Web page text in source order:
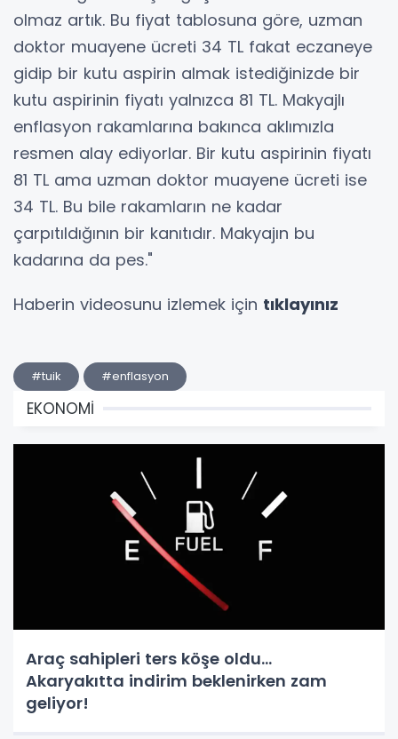
olmaz artık. Bu fiyat tablosuna göre, uzman
doktor muayene ücreti 34 TL fakat eczaneye
gidip bir kutu aspirin almak istediğinizde bir
kutu aspirinin fiyatı yalnızca 81 TL. Makyajlı
enflasyon rakamlarına bakınca aklımızla
resmen alay ediyorlar. Bir kutu aspirinin fiyatı
81 TL ama uzman doktor muayene ücreti ise
34 TL. Bu bile rakamların ne kadar
çarpıtıldığının bir kanıtıdır. Makyajın bu
kadarına da pes."
Haberin videosunu izlemek için tıklayınız
#tuik #enflasyon
EKONOMİ
Araç sahipleri ters köşe oldu...
Akaryakıtta indirim beklenirken zam
geliyor!